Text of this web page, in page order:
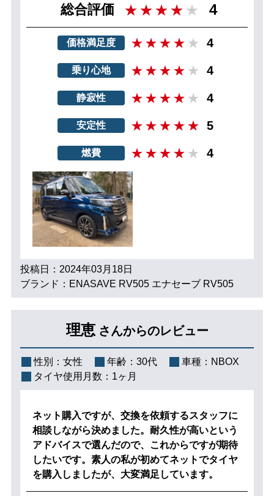
総合評価 4
価格満足度 4
乗り心地 4
静寂性 4
安定性 5
燃費 4
投稿日：2024年03月18日
ブランド：ENASAVE RV505 エナセーブ RV505
理恵 さんからのレビュー
性別： 女性 年齢： 30代 車種： NBOX
タイヤ使用月数： 1ヶ月
ネット購入ですが、交換を依頼するスタッフに
相談しながら決めました。耐久性が高いという
アドバイスで選んだので、これからですが期待
したいです。素人の私が初めてネットでタイヤ
を購入しましたが、大変満足しています。